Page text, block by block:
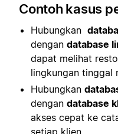
Contoh kasus
Hubungkan
dengan database
dapat melihat
lingkungan tinggal
Hubungkan
dengan database
akses cepat ke
setiap klien.